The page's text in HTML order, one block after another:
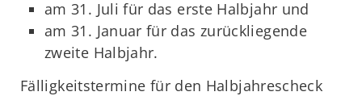
am 31. Juli für das erste Halbjahr und
am 31. Januar für das zurückliegende
zweite Halbjahr.
Fälligkeitstermine für den Halbjahrescheck